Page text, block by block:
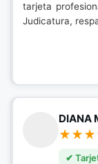
tarjeta
Judicatura,
DIANA
✔